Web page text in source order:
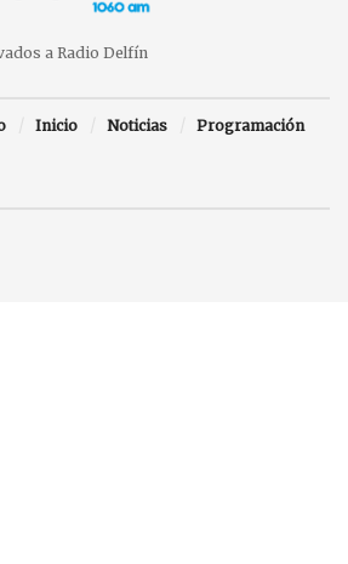
a Radio Delfín
Inicio Noticias Programación